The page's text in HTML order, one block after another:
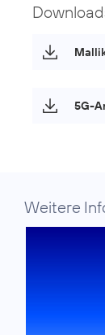
5G-
Weitere